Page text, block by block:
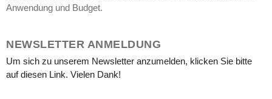
Anwendung und Budget.
NEWSLETTER ANMELDUNG
Um sich zu unserem Newsletter anzumelden, klicken Sie bitte
auf diesen Link. Vielen Dank!